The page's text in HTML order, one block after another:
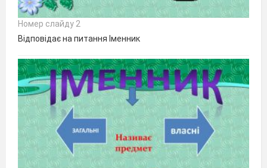
Номер слайду 2
Відповідає на питання Іменник